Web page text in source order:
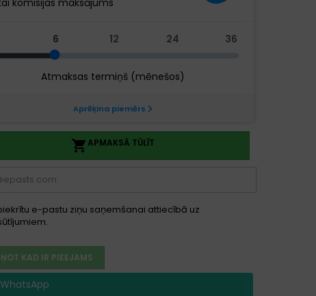
APMAKSĀ TŪLĪT
e-pastu ziņu saņemšanai attiecībā uz
KAD IR PIEEJAMS
WhatsApp